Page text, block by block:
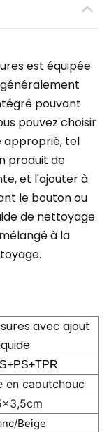
est équipée
pouvant
pouvez choisir
approprié, tel
produit de
et l'ajouter à
le bouton ou
de nettoyage
à la
avec ajout
en caoutchouc
Beige